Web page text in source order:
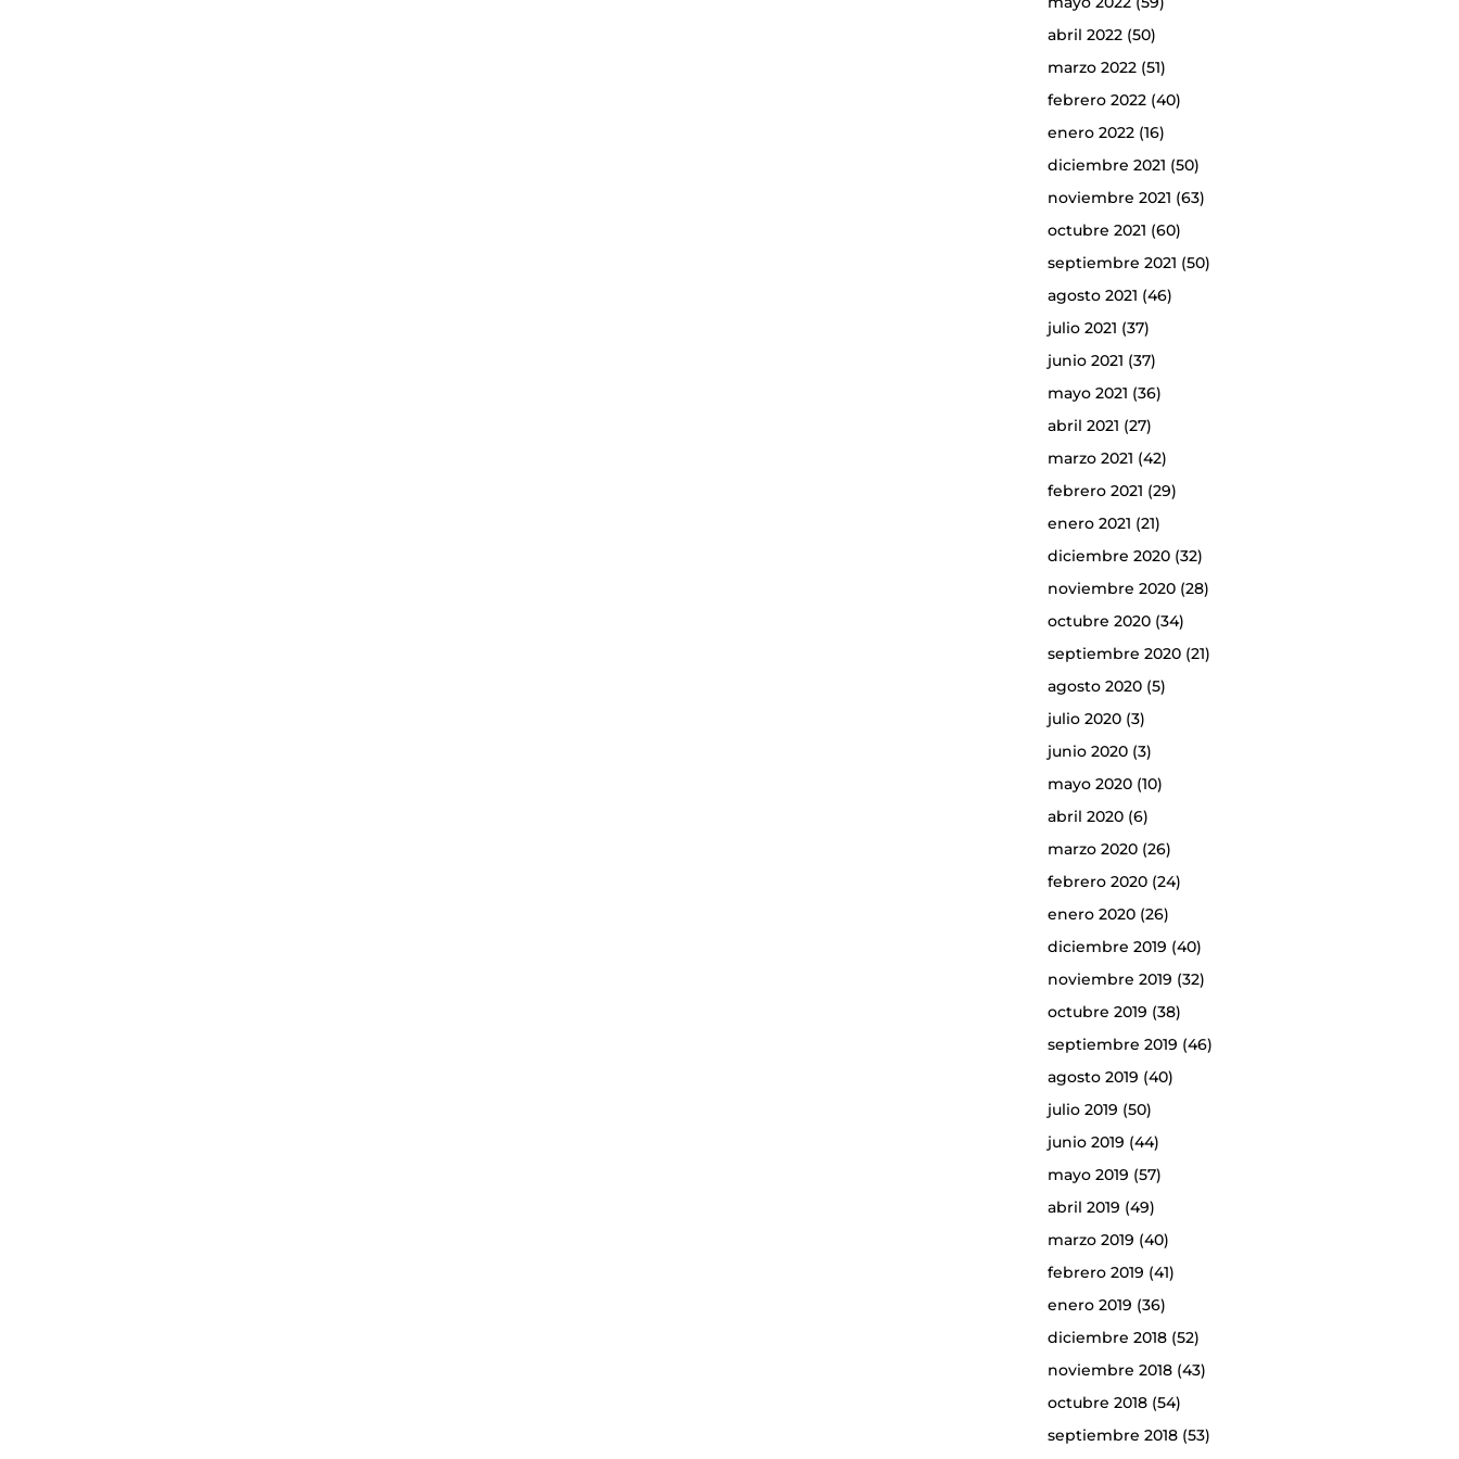
abril 2022(50)
marzo 2022(51)
febrero 2022(40)
enero 2022(16)
diciembre 2021 (50)
noviembre 2021 (63)
octubre 2021 (60)
septiembre 2021 (50)
agosto 2021 (46)
julio 2021 (37)
junio 2021 (37)
mayo 2021 (36)
abril 2021 (27)
marzo 2021 (42)
febrero 2021 (29)
enero 2021 (21)
diciembre 2020(32)
noviembre 2020(28)
octubre 2020(34)
septiembre 2020(21)
agosto 2020(5)
julio 2020(3)
junio 2020(3)
mayo 2020(10)
abril 2020(6)
marzo 2020(26)
febrero 2020(24)
enero 2020(26)
diciembre 2019 (40)
noviembre 2019 (32)
octubre 2019 (38)
septiembre 2019 (46)
agosto 2019 (40)
julio 2019 (50)
junio 2019 (44)
mayo 2019 (57)
abril 2019 (49)
marzo 2019 (40)
febrero 2019 (41)
enero 2019 (36)
diciembre 2018(52)
noviembre 2018(43)
octubre 2018(54)
septiembre 2018(53)